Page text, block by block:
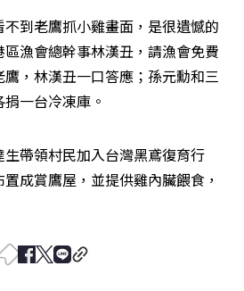
不到老鷹抓小雞畫面，是很遺憾的
漁會總幹事林漢丑，請漁會免費
，林漢丑一口答應；孫元勳和三
一台冷凍庫。
帶領村民加入台灣黑鳶復育行
成賞鷹屋，並提供雞內臟餵食，